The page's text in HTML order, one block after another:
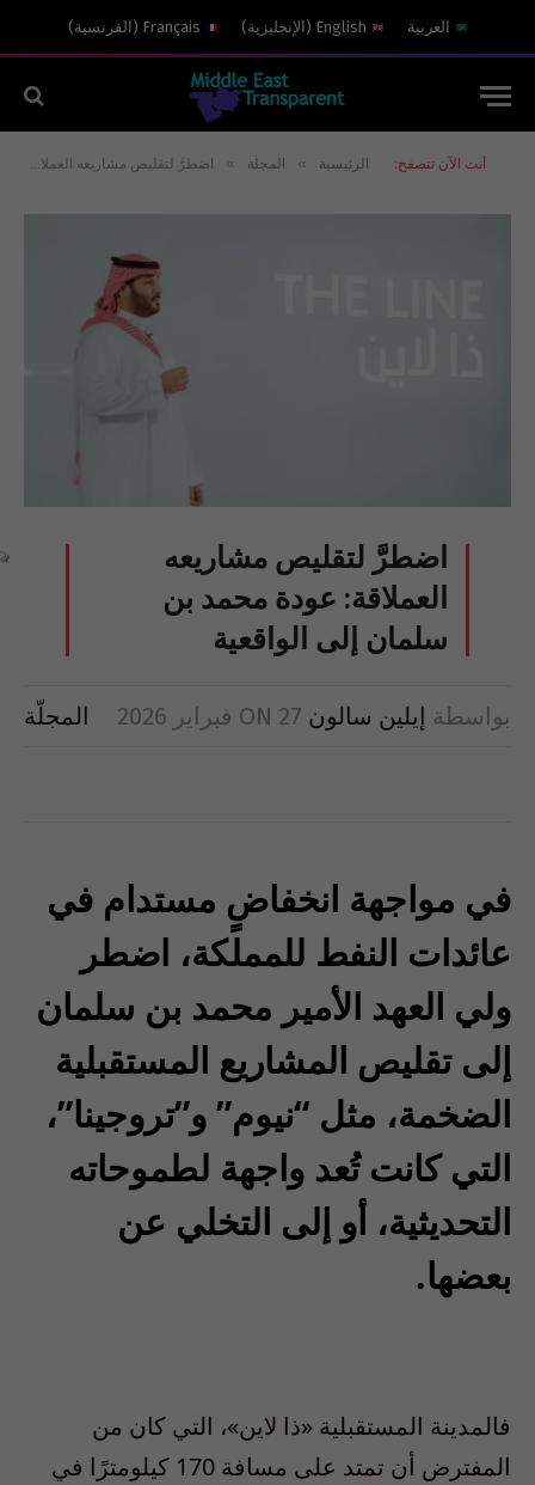
العربية English
( الإنجليزية)
Français
( الفرنسية)
أنت الآن تتصفح: الرئيسية » المجلّة » اضطرَّ لتقليص مشاريعه العملاقة: عودة محمد بن سلمان إلى الواقعية
اضطرَّ لتقليص مشاريعه
العملاقة: عودة محمد بن
سلمان إلى الواقعية
بواسطة إيلين سالون ON 27 فبراير 2026 المجلّة
في مواجهة انخفاضٍ مستدام في
عائدات النفط للمملكة، اضطر
ولي العهد الأمير محمد بن سلمان
إلى تقليص المشاريع المستقبلية
الضخمة، مثل “نيوم” و”تروجينا”،
التي كانت تُعد واجهة لطموحاته
التحديثية، أو إلى التخلي عن
بعضها.
فالمدينة المستقبلية «ذا لاين»، التي كان من
المفترض أن تمتد على مسافة 170 كيلومترًا في